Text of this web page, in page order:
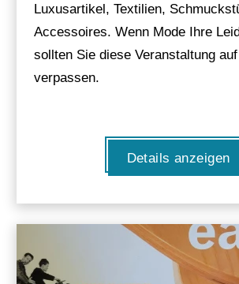
Luxusartikel, Textilien,
Accessoires. Wenn Mode Ihre
sollten Sie diese Veranstaltung
verpassen.
Details anzeigen